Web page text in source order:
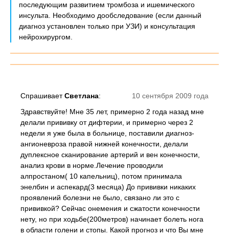
последующим развитием тромбоза и ишемического
инсульта. Необходимо дообследование (если данный
диагноз установлен только при УЗИ) и консультация
нейрохирургом.
10 сентября 2009 года
СпрашиваетСветлана:
Здравствуйте! Мне 35 лет, примерно 2 года назад мне
делали прививку от дифтерии, и примерно через 2
недели я уже была в больнице, поставили диагноз-
ангионевроза правой нижней конечности, делали
дуплексное сканирование артерий и вен конечности,
анализ крови в норме.Лечение проводили
алпростаном( 10 капельниц), потом принимала
энелбин и аспекард(3 месяца) До прививки никаких
проявлений болезни не было, связано ли это с
прививкой? Сейчас онемения и сжатости конечности
нету, но при ходьбе(200метров) начинает болеть нога
в области голени и стопы. Какой прогноз и что Вы мне